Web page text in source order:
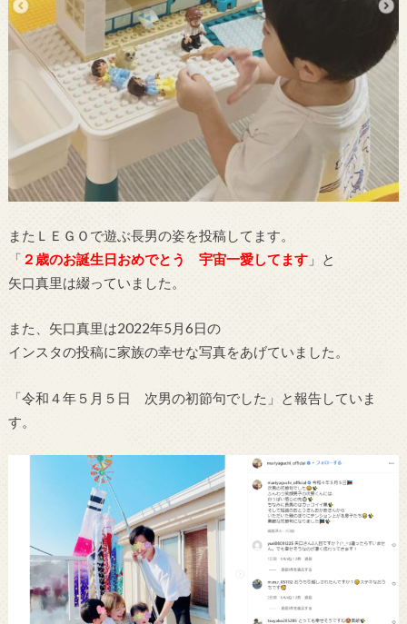
またＬＥＧＯで遊ぶ長男の姿を投稿してます。
「 ２歳のお誕生日おめでとう 宇宙一愛してます」と
矢口真里は綴っていました。
また、矢口真里は2022年5月6日の
インスタの投稿に家族の幸せな写真をあげていました。
「令和４年５月５日 次男の初節句でした」と報告していま
す。